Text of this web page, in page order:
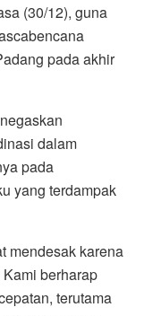
(30/12), guna
pada akhir
dalam
pada
yang terdampak
mendesak karena
berharap
terutama